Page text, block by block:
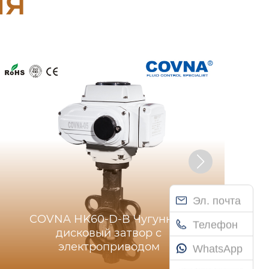
Эл. почта
Телефон
WhatsApp
COVNA HK60-D-B Чугунный
дисковый затвор с
электроприводом